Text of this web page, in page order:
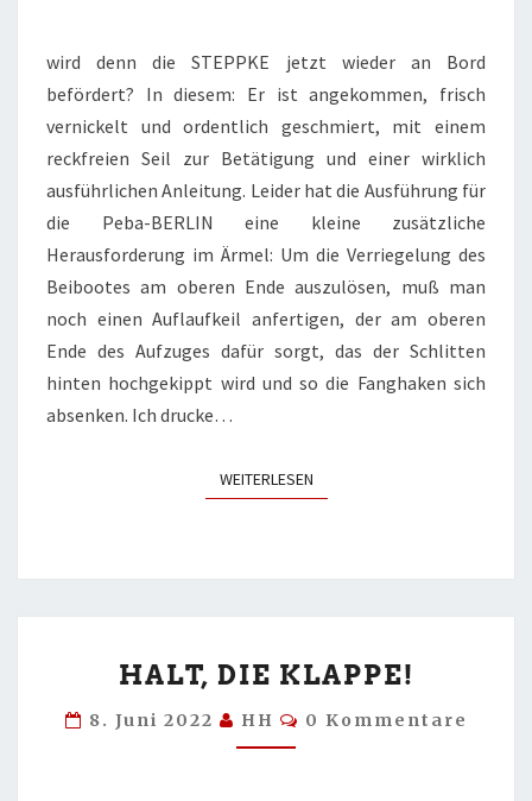
wird denn die STEPPKE jetzt wieder an Bord
befördert? In diesem: Er ist angekommen, frisch
vernickelt und ordentlich geschmiert, mit einem
reckfreien Seil zur Betätigung und einer wirklich
ausführlichen Anleitung. Leider hat die Ausführung für
die Peba-BERLIN eine kleine zusätzliche
Herausforderung im Ärmel: Um die Verriegelung des
Beibootes am oberen Ende auszulösen, muß man
noch einen Auflaufkeil anfertigen, der am oberen
Ende des Aufzuges dafür sorgt, das der Schlitten
hinten hochgekippt wird und so die Fanghaken sich
absenken. Ich drucke…
WEITERLESENWEITERLESEN
DIE
KLAPPE!
HALT, DIE KLAPPE!
8. Juni 2022 HH Kommentare
0 Kommentare